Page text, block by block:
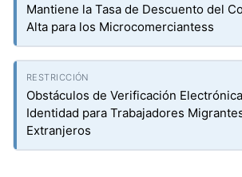
Mantiene la Tasa de Descuento del
Alta para los Microcomerciantess
Obstáculos de Verificación
Identidad para Trabajadores
Extranjeros